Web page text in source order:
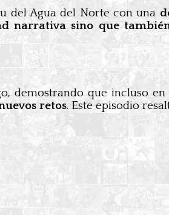
del Agua del Norte con una
narrativa sino que
demostrando que incluso
retos. Este episodio